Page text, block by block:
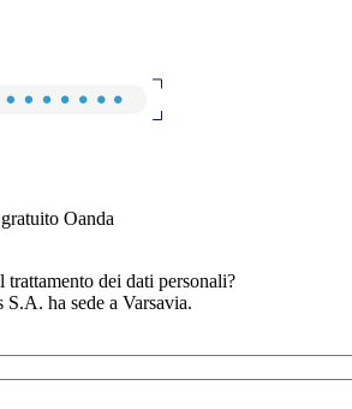
Oanda
trattamento dei dati personali?
ha sede a Varsavia.